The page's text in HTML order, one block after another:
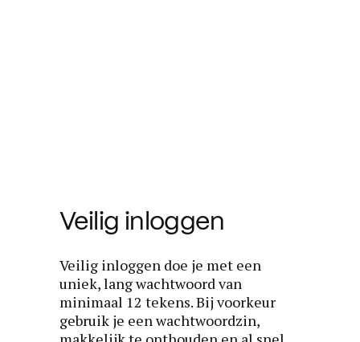
Veilig inloggen
Veilig inloggen doe je met een
uniek, lang wachtwoord van
minimaal 12 tekens. Bij voorkeur
gebruik je een wachtwoordzin,